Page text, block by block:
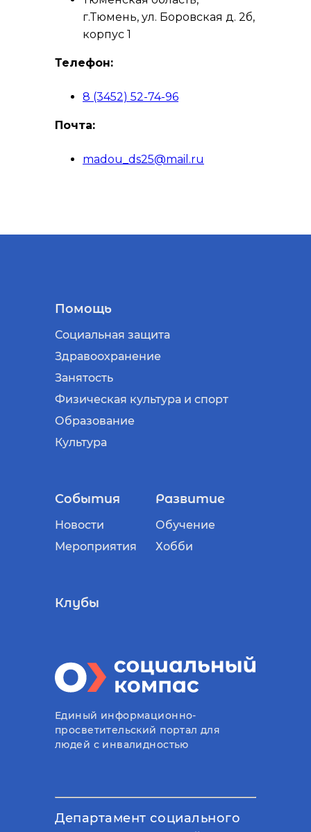
г.Тюмень, ул. Боровская д. 2б,
корпус 1
Телефон:
8 (3452) 52-74-96
Почта:
madou_ds25@mail.ru
Помощь
Социальная защита
Здравоохранение
Занятость
Физическая культура и спорт
Образование
Культура
События
Новости
Мероприятия
Развитие
Обучение
Хобби
Клубы
Единый информационно-
просветительский портал для
людей с инвалидностью
Департамент социального